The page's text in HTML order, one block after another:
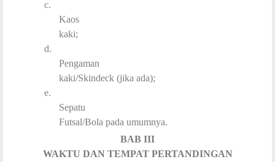
c.
Kaos
kaki;
d.
Pengaman
kaki/Skindeck (jika ada);
e.
Sepatu
Futsal/Bola pada umumnya.
BAB III
WAKTU DAN TEMPAT PERTANDINGAN